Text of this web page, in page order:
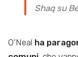
Shaq su
O’Neal ha